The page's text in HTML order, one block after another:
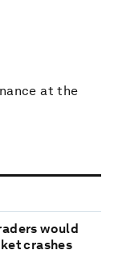
at the
would
crashes